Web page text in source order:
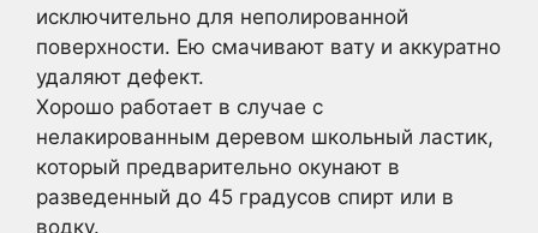
исключительно для неполированной
поверхности. Ею смачивают вату и аккуратно
удаляют дефект.
Хорошо работает в случае с
нелакированным деревом школьный ластик,
который предварительно окунают в
разведенный до 45 градусов спирт или в
водку.